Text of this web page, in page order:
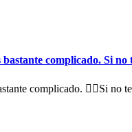
complicado. Si
complicado. 🚶‍♂️Si no